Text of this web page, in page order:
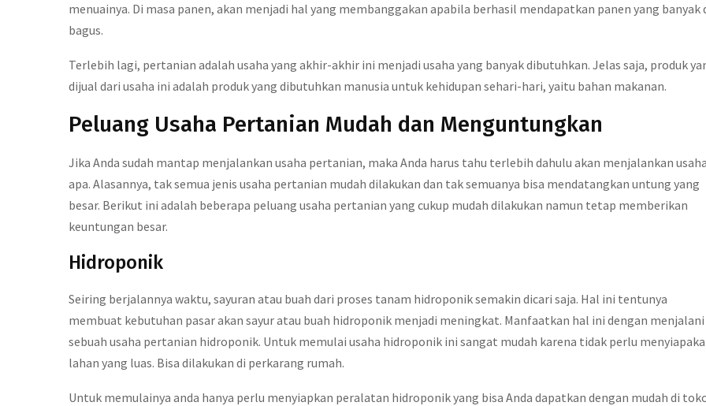
menuainya. Di masa panen, akan menjadi hal yang membanggakan apabila berhasil mendapatkan panen yang banyak
bagus.
Terlebih lagi, pertanian adalah usaha yang akhir-akhir ini menjadi usaha yang banyak dibutuhkan. Jelas saja, produk
dijual dari usaha ini adalah produk yang dibutuhkan manusia untuk kehidupan sehari-hari, yaitu bahan makanan.
Peluang Usaha Pertanian Mudah dan Menguntungkan
Jika Anda sudah mantap menjalankan usaha pertanian, maka Anda harus tahu terlebih dahulu akan menjalankan usaha
apa. Alasannya, tak semua jenis usaha pertanian mudah dilakukan dan tak semuanya bisa mendatangkan untung yang
besar. Berikut ini adalah beberapa peluang usaha pertanian yang cukup mudah dilakukan namun tetap memberikan
keuntungan besar.
Hidroponik
Seiring berjalannya waktu, sayuran atau buah dari proses tanam hidroponik semakin dicari saja. Hal ini tentunya
membuat kebutuhan pasar akan sayur atau buah hidroponik menjadi meningkat. Manfaatkan hal ini dengan menjalani
sebuah usaha pertanian hidroponik. Untuk memulai usaha hidroponik ini sangat mudah karena tidak perlu
lahan yang luas. Bisa dilakukan di perkarang rumah.
Untuk memulainya anda hanya perlu menyiapkan peralatan hidroponik yang bisa Anda dapatkan dengan mudah di